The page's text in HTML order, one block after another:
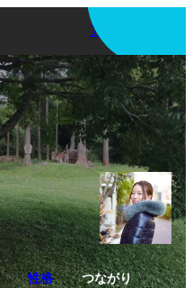
アプリを使う
性格 つながり